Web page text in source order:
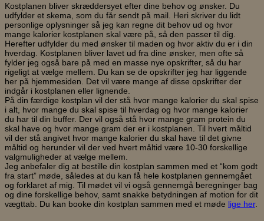
Kostplanen bliver skræddersyet efter dine behov og ønsker. Du
udfylder et skema, som du får sendt på mail. Heri skriver du lidt
personlige oplysninger så jeg kan regne dit behov ud og hvor
mange kalorier kostplanen skal være på, så den passer til dig.
Herefter udfylder du med ønsker til maden og hvor aktiv du er i din
hverdag. Kostplanen bliver lavet ud fra dine ønsker, men ofte så
fylder jeg også bare på med en masse nye opskrifter, så du har
rigeligt at vælge mellem. Du kan se de opskrifter jeg har liggende
her på hjemmesiden. Det vil være mange af disse opskrifter der
indgår i kostplanen eller lignende.
På din færdige kostplan vil der stå hvor mange kalorier du skal spise
i alt, hvor mange du skal spise til hverdag og hvor mange kalorier
du har til din buffer. Der vil også stå hvor mange gram protein du
skal have og hvor mange gram der er i kostplanen. Til hvert måltid
vil der stå angivet hvor mange kalorier du skal have til det givne
måltid og herunder vil der ved hvert måltid være 10-30 forskellige
valgmuligheder at vælge mellem.
Jeg anbefaler dig at bestille din kostplan sammen med et “kom godt
fra start” møde, således at du kan få hele kostplanen gennemgået
og forklaret af mig. Til mødet vil vi også gennemgå beregninger bag
og dine forskellige behov, samt snakke betydningen af motion for dit
vægttab. Du kan booke din kostplan sammen med et møde lige her.